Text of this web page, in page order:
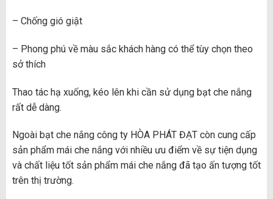
– Chống gió giật
– Phong phú về màu sắc khách hàng có thể tùy chọn theo
sở thích
Thao tác hạ xuống, kéo lên khi cần sử dụng bạt che nắng
rất dễ dàng.
Ngoài bạt che nắng công ty HÒA PHÁT ĐẠT còn cung cấp
sản phẩm mái che nắng với nhiều ưu điểm về sự tiện dụng
và chất liệu tốt sản phẩm mái che nắng đã tạo ấn tượng tốt
trên thị trường.